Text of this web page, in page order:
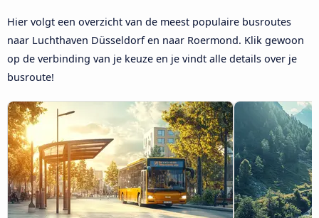
Hier volgt een overzicht van de meest populaire busroutes
naar Luchthaven Düsseldorf en naar Roermond. Klik gewoon
op de verbinding van je keuze en je vindt alle details over je
busroute!